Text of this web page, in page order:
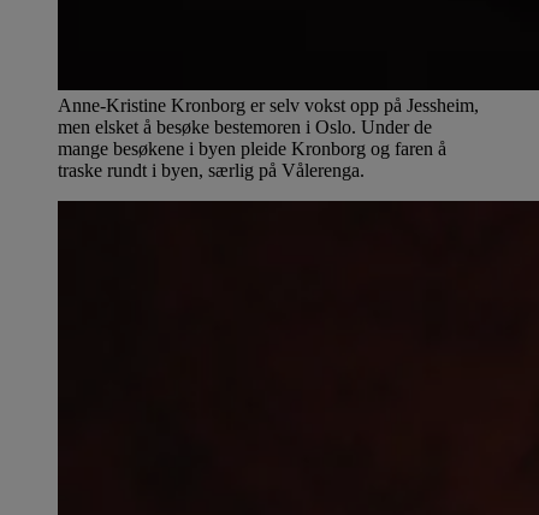
Anne-Kristine Kronborg er selv vokst opp på Jessheim,
men elsket å besøke bestemoren i Oslo. Under de
mange besøkene i byen pleide Kronborg og faren å
traske rundt i byen, særlig på Vålerenga.